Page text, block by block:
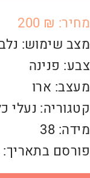
מחיר: ₪ 200
מצב שימוש:
צבע: פנינה
מעצב: ארו
קטגוריה: נעלי
מידה: 38
פורסם בתאריך: